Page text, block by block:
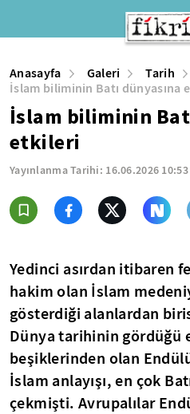
Anasayfa Galeri
Tarih
İslam biliminin Batı dünyasına
İslam biliminin
etkileri
Yayınlanma Tarihi: 16.06.2026 10:53
Yedinci asırdan itibaren
hakim olan İslam
gösterdiği alanlardan
Dünya tarihinin gördüğü
beşiklerinden olan
İslam anlayışı, en çok
çekmişti. Avrupalılar